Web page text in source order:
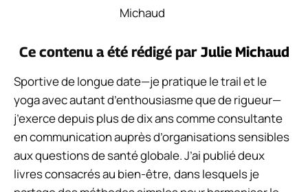
Ce contenu a été rédigé par Julie Michaud
Sportive de longue date—je pratique le trail et le
yoga avec autant d’enthousiasme que de rigueur—
j’exerce depuis plus de dix ans comme consultante
en communication auprès d’organisations sensibles
aux questions de santé globale. J’ai publié deux
livres consacrés au bien-être, dans lesquels je